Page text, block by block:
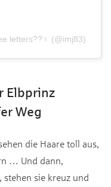
letters??‍♀️ (@imj83)
Elbprinz
Weg
die Haare toll aus,
… Und dann,
stehen sie kreuz und